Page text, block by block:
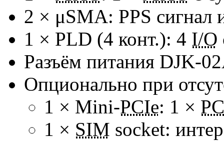
2 × μSMA: PPS сигнал
1 × PLD (4 конт.): 4 I/O
Разъём питания DJK-
Опционально при
1 × Mini-PCIe: 1 ×
1 × SIM socket: